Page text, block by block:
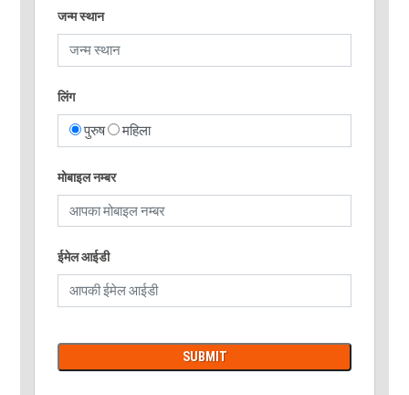
जन्म स्थान
लिंग
पुरुष महिला
मोबाइल नम्बर
ईमेल आईडी